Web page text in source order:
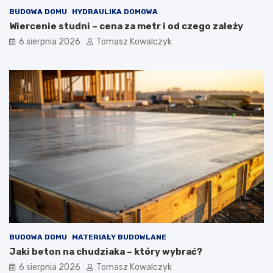
n
ę
t
n
y
c
h
BUDOWA DOMU HYDRAULIKA DOMOWA
Wiercenie studni – cena za metr i od czego zależy
6 sierpnia 2026 Tomasz Kowalczyk
BUDOWA DOMU MATERIAŁY BUDOWLANE
Jaki beton na chudziaka – który wybrać?
6 sierpnia 2026 Tomasz Kowalczyk